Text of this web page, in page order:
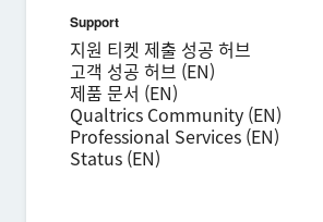
성 (Last name)*
이름 (First name)*
회사*
직함*
직장 이메일*
Support
지원 티켓 제출 성공 허브
고객 성공 허브 (EN)
제품 문서 (EN)
Qualtrics Community (EN)
Professional Services (EN)
Status (EN)